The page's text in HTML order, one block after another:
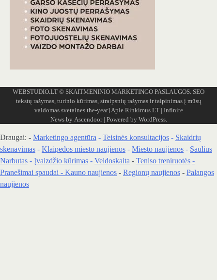
WEBSTUDIO.LT © SKAITMENINIO MARKETINGO PASLAUGOS. SEO
tekstų rašymas, turinio kūrimas, straipsnių rašymas ir talpinimas į mūsų
valdomas svetaines.the-year] Apie Rinkimus.LT| Infinite
News by Ascendoor| Powered by WordPress.
Draugai: - Marketingo agentūra - Teisinės konsultacijos - Skaidrių
skenavimas - Klaipedos miesto naujienos - Miesto naujienos - Saulius
Narbutas - Įvaizdžio kūrimas - Veidoskaita - Teniso treniruotės -
Pranešimai spaudai - Kauno naujienos - Regionų naujienos - Palangos
naujienos